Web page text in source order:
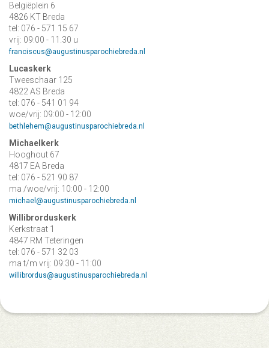
Belgiëplein 6
4826 KT Breda
tel: 076 - 571 15 67
vrij: 09:00 - 11.30 u
franciscus@augustinusparochiebreda.nl
Lucaskerk
Tweeschaar 125
4822 AS Breda
tel: 076 - 541 01 94
woe/vrij: 09:00 - 12:00
bethlehem@augustinusparochiebreda.nl
Michaelkerk
Hooghout 67
4817 EA Breda
tel: 076 - 521 90 87
ma /woe/vrij: 10:00 - 12:00
michael@augustinusparochiebreda.nl
Willibrorduskerk
Kerkstraat 1
4847 RM Teteringen
tel: 076 - 571 32 03
ma t/m vrij: 09:30 - 11:00
willibrordus@augustinusparochiebreda.nl